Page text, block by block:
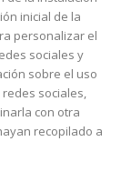
inicial de la
personalizar el
sociales y
sobre el uso
sociales,
con otra
recopilado a